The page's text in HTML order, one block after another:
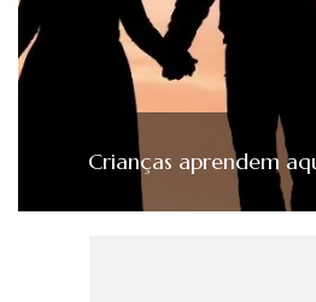
Crianças aprendem